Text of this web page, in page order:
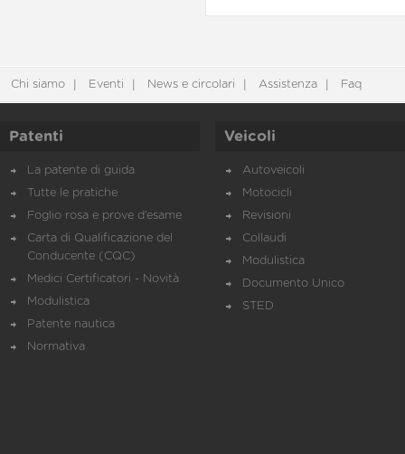
Chi siamo Eventi News e circolari Assistenza Faq
Patenti
La patente di guida
Tutte le pratiche
Foglio rosa e prove d’esame
Carta di Qualificazione del
Conducente (CQC)
Medici Certificatori - Novità
Modulistica
Patente nautica
Normativa
Veicoli
Autoveicoli
Motocicli
Revisioni
Collaudi
Modulistica
Documento Unico
STED